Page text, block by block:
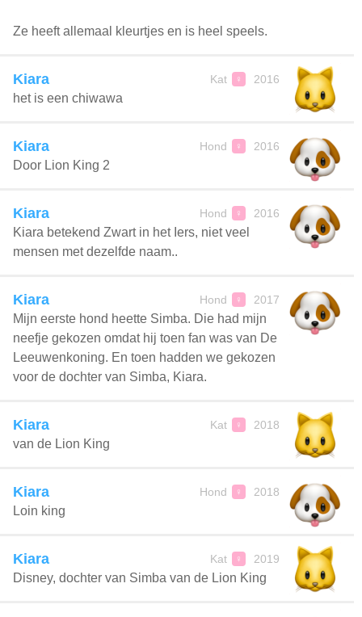
Ze heeft allemaal kleurtjes en is heel speels.
Kiara Kat ♀ 2016
het is een chiwawa
Kiara Hond ♀ 2016
Door Lion King 2
Kiara Hond ♀ 2016
Kiara betekend Zwart in het Iers, niet veel
mensen met dezelfde naam..
Kiara Hond ♀ 2017
Mijn eerste hond heette Simba. Die had mijn
neefje gekozen omdat hij toen fan was van De
Leeuwenkoning. En toen hadden we gekozen
voor de dochter van Simba, Kiara.
Kiara Kat ♀ 2018
van de Lion King
Kiara Hond ♀ 2018
Loin king
Kiara Kat ♀ 2019
Disney, dochter van Simba van de Lion King